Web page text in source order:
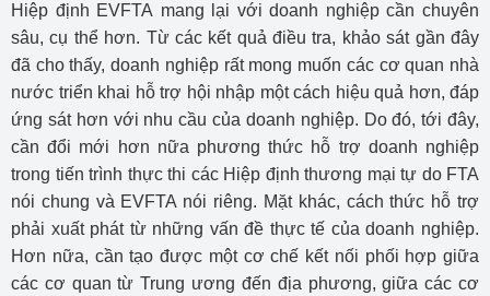
Hiệp định EVFTA mang lại với doanh nghiệp cần chuyên
sâu, cụ thể hơn. Từ các kết quả điều tra, khảo sát gần đây
đã cho thấy, doanh nghiệp rất mong muốn các cơ quan nhà
nước triển khai hỗ trợ hội nhập một cách hiệu quả hơn, đáp
ứng sát hơn với nhu cầu của doanh nghiệp. Do đó, tới đây,
cần đổi mới hơn nữa phương thức hỗ trợ doanh nghiệp
trong tiến trình thực thi các Hiệp định thương mại tự do FTA
nói chung và EVFTA nói riêng. Mặt khác, cách thức hỗ trợ
phải xuất phát từ những vấn đề thực tế của doanh nghiệp.
Hơn nữa, cần tạo được một cơ chế kết nối phối hợp giữa
các cơ quan từ Trung ương đến địa phương, giữa các cơ